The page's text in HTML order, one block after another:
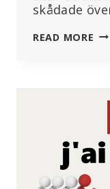
skådade
READ MORE
MAJ